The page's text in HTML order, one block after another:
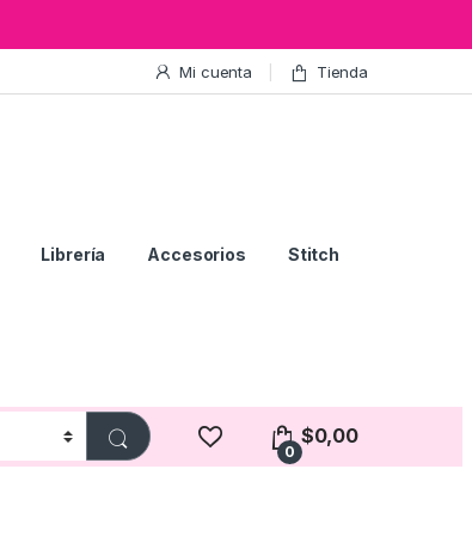
Mi cuenta Tienda
Librería Accesorios Stitch
0
$0,00